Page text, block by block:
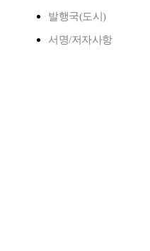
발행국(도시)
서명/저자사항